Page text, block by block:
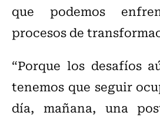
que podemos
procesos de
“Porque los desafíos
tenemos que seguir
día, mañana, una